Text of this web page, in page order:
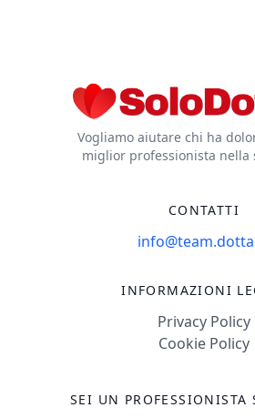
Vogliamo aiutare chi ha
miglior professionista
CONTATTI
INFORMAZIONI
Privacy Policy
Cookie Policy
SEI UN PROFESSIONISTA